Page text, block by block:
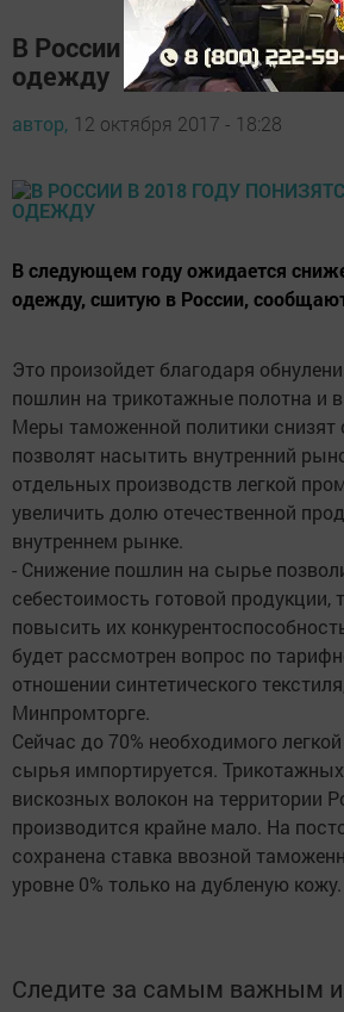
В России в 2018 году
одежду
автор, 12 октября 2017 - 18:28
В следующем году ожидается
одежду, сшитую в России,
Это произойдет благодаря
пошлин на трикотажные полотна и
Меры таможенной политики
позволят насытить внутренний
отдельных производств легкой
увеличить долю отечественной
внутреннем рынке.
- Снижение пошлин на сырье
себестоимость готовой
повысить их
будет рассмотрен вопрос по
отношении синтетического
Минпромторге.
Сейчас до 70% необходимого
сырья импортируется.
вискозных волокон на территории
производится крайне мало. На
сохранена ставка ввозной
уровне 0% только на дубленую кожу.
Следите за самым важным